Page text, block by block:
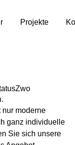
Projekte
moderne
ganz individuelle
Sie sich unsere